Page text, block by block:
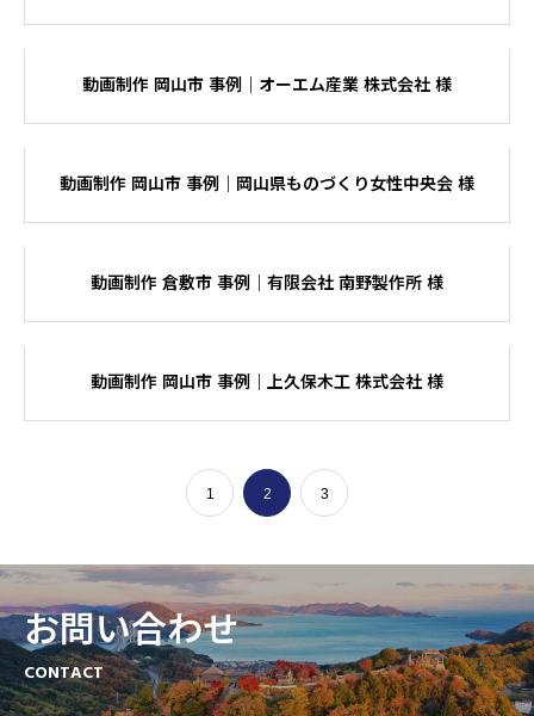
動画制作 岡山市 事例｜オーエム産業 株式会社 様
動画制作 岡山市 事例｜岡山県ものづくり女性中央会 様
動画制作 倉敷市 事例｜有限会社 南野製作所 様
動画制作 岡山市 事例｜上久保木工 株式会社 様
1 2 3
お問い合わせ
CONTACT